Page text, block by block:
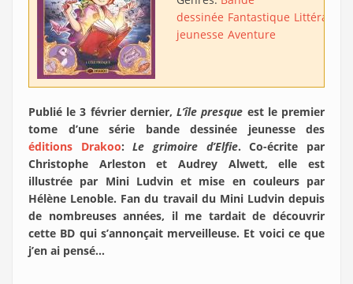
dessinée Fantastique Littérature
jeunesse Aventure
Publié le 3 février dernier,L’île presque est le premier
tome d’une série bande dessinée jeunesse des
éditions Drakoo:Le grimoire d’Elfie. Co-écrite par
Christophe Arleston et Audrey Alwett, elle est
illustrée par Mini Ludvin et mise en couleurs par
Hélène Lenoble. Fan du travail du Mini Ludvin depuis
de nombreuses années, il me tardait de découvrir
cette BD qui s’annonçait merveilleuse. Et voici ce que
j’en ai pensé…